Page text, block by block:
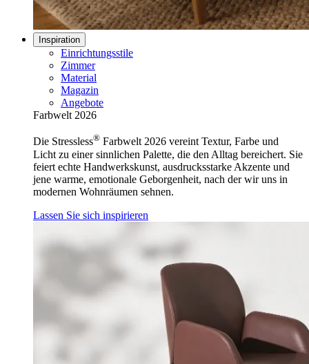
Inspiration
Einrichtungsstile
Zimmer
Material
Magazin
Angebote
Farbwelt 2026
Die Stressless® Farbwelt 2026 vereint Textur, Farbe und
Licht zu einer sinnlichen Palette, die den Alltag bereichert. Sie
feiert echte Handwerkskunst, ausdrucksstarke Akzente und
jene warme, emotionale Geborgenheit, nach der wir uns in
modernen Wohnräumen sehnen.
Lassen Sie sich inspirieren